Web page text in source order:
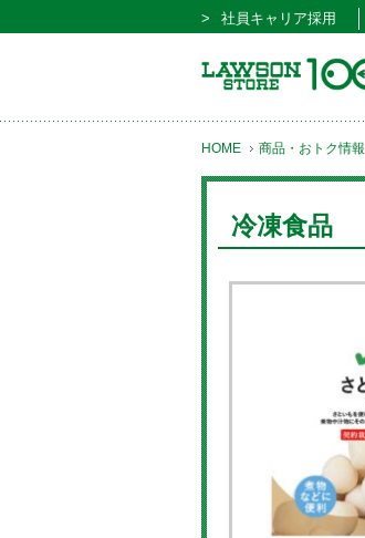
社員キャリア採用
HOME 商品・おトク情報
冷凍食品